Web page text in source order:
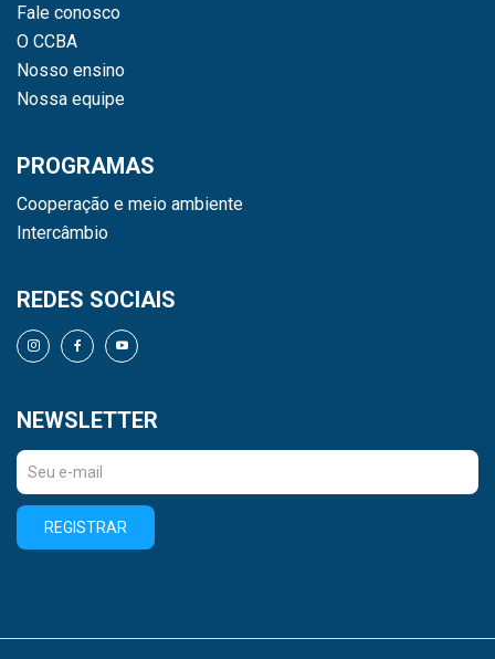
Fale conosco
O CCBA
Nosso ensino
Nossa equipe
PROGRAMAS
Cooperação e meio ambiente
Intercâmbio
REDES SOCIAIS
NEWSLETTER
REGISTRAR